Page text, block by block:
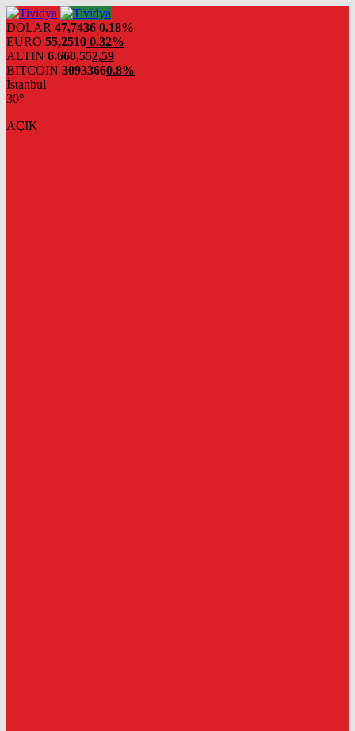
evden
eve
nakliyat
DOLAR 47,7436 0.18%
EURO 55,2510 0.32%
ALTIN 6.660,552,59
BITCOIN 30933660.8%
İstanbul
30°
AÇIK